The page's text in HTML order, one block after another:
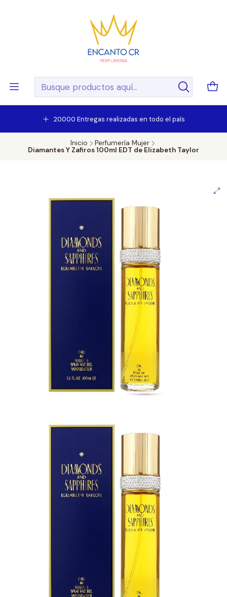
20.000 Entregas realizadas en todo el país
Inicio
Perfumería Mujer
Diamantes Y Zafiros 100ml EDT de Elizabeth Taylor